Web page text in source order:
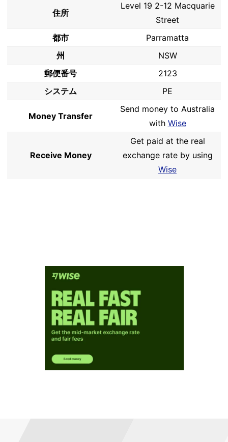
住所
Level 19 2-12 Macquarie
Street
都市
Parramatta
州
NSW
郵便番号
2123
システム
PE
Money Transfer
Send money to Australia
with Wise
Receive Money
Get paid at the real
exchange rate by using
Wise